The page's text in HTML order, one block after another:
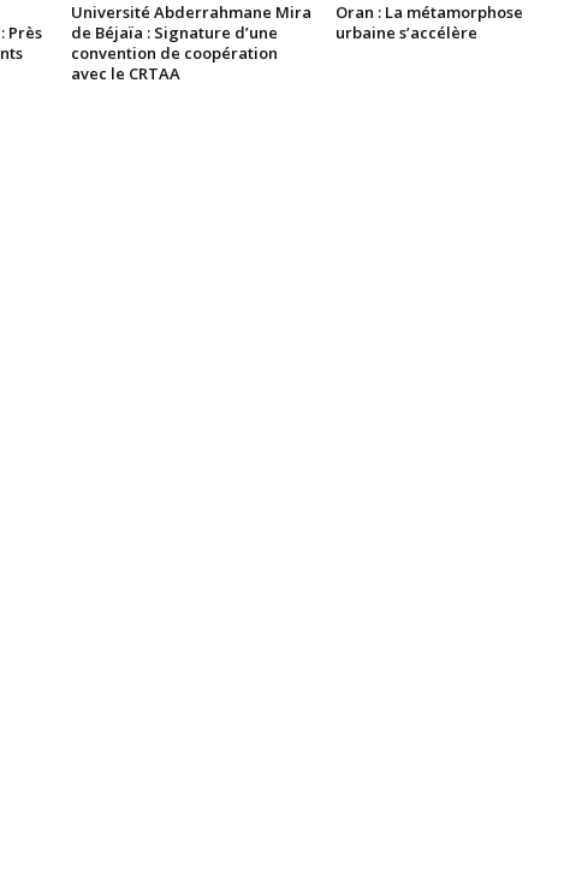
Près
Université Abderrahmane Mira
de Béjaïa : Signature d’une
convention de coopération
avec le CRTAA
Oran : La métamorphose
urbaine s’accélère